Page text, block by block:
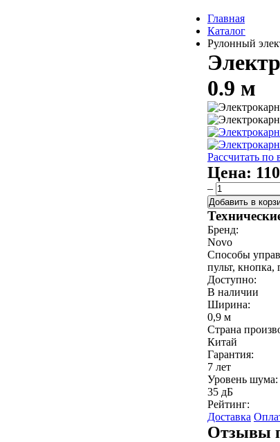
Главная
Каталог
Рулонный
0.9 м
Рассчитать
Цена:
–
Добавить в
Бренд:
Novo
Способы
пульт, кнопка,
Доступно:
В наличии
Ширина:
0,9 м
Страна
Китай
Гарантия:
7 лет
Уровень шума:
35 дБ
Рейтинг:
Доставка
Отзывы